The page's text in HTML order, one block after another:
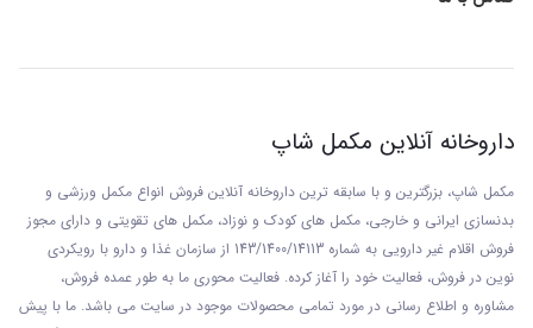
داروخانه آنلاین مکمل شاپ
مکمل شاپ، بزرگترین و با سابقه ترین داروخانه آنلاین فروش انواع مکمل ورزشی و
بدنسازی ایرانی و خارجی، مکمل های کودک و نوزاد، مکمل های تقویتی و دارای مجوز
فروش اقلام غیر دارویی به شماره 143/1400/14113 از
سازمان غذا و دارو با رويکردی
نوين در فروش، فعاليت خود را آغاز کرده. فعاليت محوری ما به طور عمده فروش،
مشاوره و اطلاع رسانی در مورد تمامی محصولات موجود در سایت می باشد. ما با پيش